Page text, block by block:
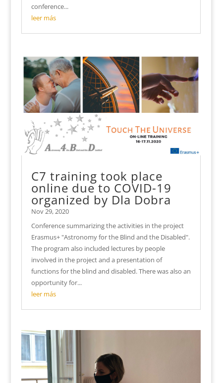
conference...
leer más
C7 training took place
online due to COVID-19
organized by Dla Dobra
Nov 29, 2020
Conference summarizing the activities in the project
Erasmus+ "Astronomy for the Blind and the Disabled".
The program also included lectures by people
involved in the project and a presentation of
functions for the blind and disabled. There was also an
opportunity for...
leer más